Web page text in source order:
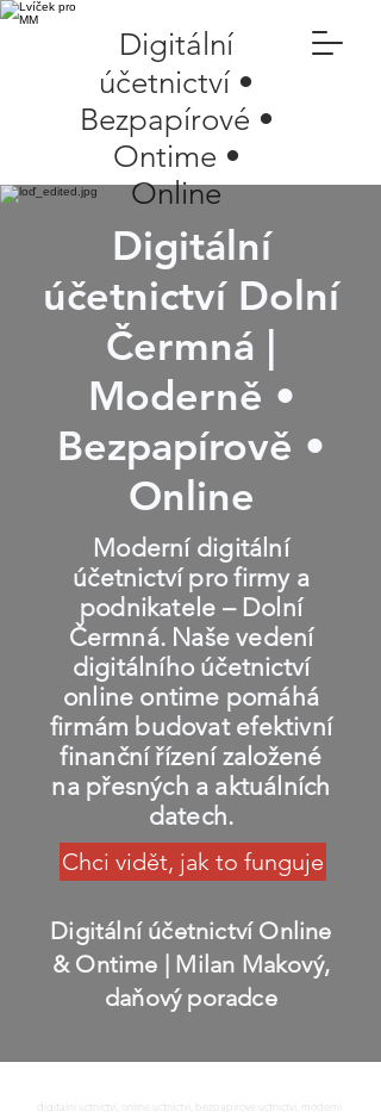
Digitální
účetnictví •
Bezpapírové •
Ontime •
Online
Digitální
účetnictví Dolní
Čermná |
Moderně •
Bezpapírově •
Online
Moderní digitální
účetnictví pro firmy a
podnikatele – Dolní
Čermná. Naše vedení
digitálního účetnictví
online ontime pomáhá
firmám budovat efektivní
finanční řízení založené
na přesných a aktuálních
datech.
Chci vidět, jak to funguje
Digitální účetnictví Online
& Ontime
| Milan Makový,
daňový poradce
digitalni uctnictvi, online uctnictvi, bezpapirove uctnictvi, moderni